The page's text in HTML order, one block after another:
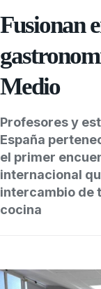
Fusionan
Medio
Profesores y
España
el primer
internacional
intercambio de
cocina